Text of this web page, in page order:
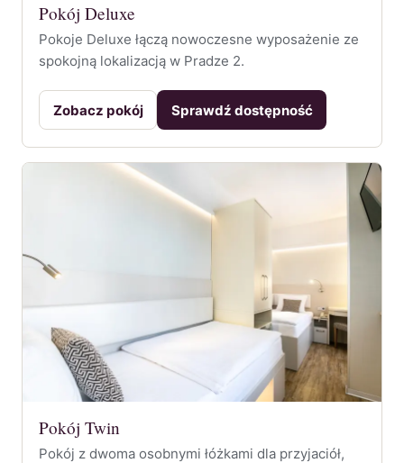
Pokój Deluxe
Pokoje Deluxe łączą nowoczesne wyposażenie ze
spokojną lokalizacją w Pradze 2.
Zobacz pokój Sprawdź dostępność
Pokój Twin
Pokój z dwoma osobnymi łóżkami dla przyjaciół,